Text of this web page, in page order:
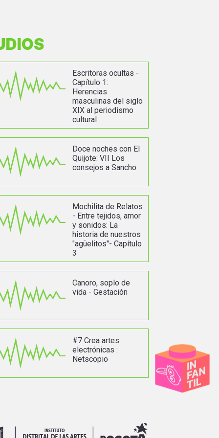
Escritoras ocultas -
Capítulo 1:
Herencias
masculinas del siglo
XIX al periodismo
cultural
Doce noches con El
Quijote: VII Los
consejos a Sancho
Mochilita de Relatos
- Entre tejidos, amor
y sonidos: La
historia de nuestros
"agüelitos"- Capítulo
3
Canoro, soplo de
vida - Gestación
#7 Crea artes
electrónicas :
Netscopio